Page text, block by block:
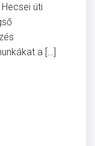
úti
a […]